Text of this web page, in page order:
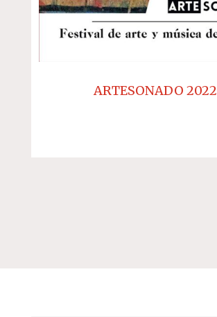
ARTESONADO 2022